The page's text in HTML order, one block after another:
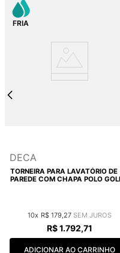
DECA
TORNEIRA PARA LAVATÓRIO DE
PAREDE COM CHAPA POLO
10 R$ 179 27
R$1.792,71
ADICIONAR AO CARRINHO